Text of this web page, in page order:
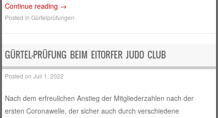
Continue reading →
Posted inGürtelprüfungen
GÜRTEL-PRÜFUNG BEIM EITORFER JUDO CLUB
Posted onJuli 1, 2022
Nach dem erfreulichen Anstieg der Mitgliederzahlen nach der
ersten Coronawelle, der sicher auch durch verschiedene